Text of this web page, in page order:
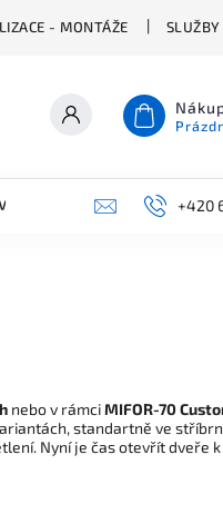
- MONTÁŽE SLUŽBY
KONTAKTY
+420
nebo v rámciMIFOR-70
standartně ve
Nyní je čas otevřít dveře k